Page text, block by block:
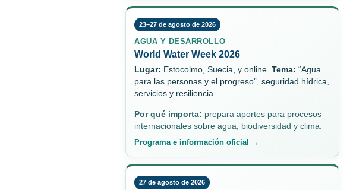
23–27 de agosto de 2026
AGUA Y DESARROLLO
World Water Week 2026
Lugar: Estocolmo, Suecia, y online. Tema: “Agua
para las personas y el progreso”, seguridad hídrica,
servicios y resiliencia.
Por qué importa: prepara aportes para procesos
internacionales sobre agua, biodiversidad y clima.
Programa e información oficial →
27 de agosto de 2026